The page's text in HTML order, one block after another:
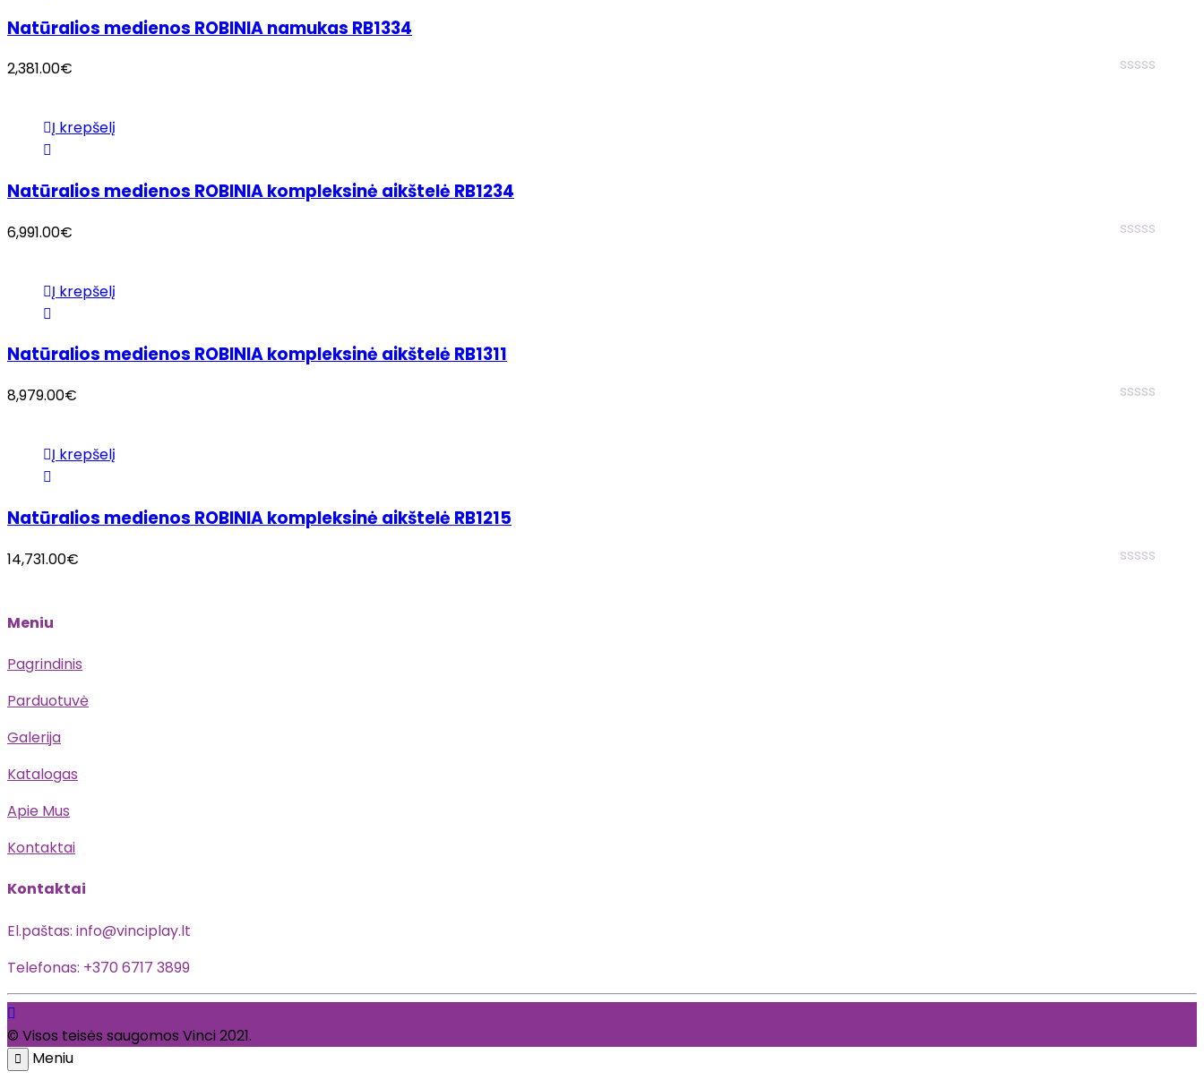
Natūralios medienos ROBINIA namukas RB1334
2,381.00€
Į krepšelį
Natūralios medienos ROBINIA kompleksinė aikštelė RB1234
6,991.00€
Į krepšelį
Natūralios medienos ROBINIA kompleksinė aikštelė RB1311
8,979.00€
Į krepšelį
Natūralios medienos ROBINIA kompleksinė aikštelė RB1215
14,731.00€
Meniu
Pagrindinis
Parduotuvė
Galerija
Katalogas
Apie Mus
Kontaktai
Kontaktai
El.paštas: info@vinciplay.lt
Telefonas: +370 6717 3899
© Visos teisės saugomos Vinci 2021.
Meniu